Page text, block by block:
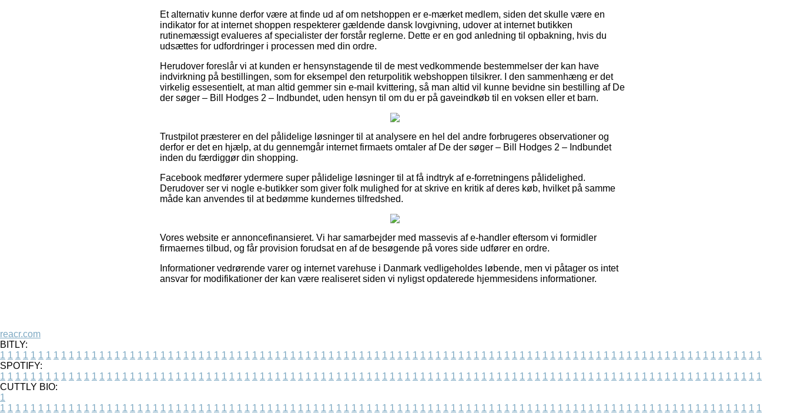
Et alternativ kunne derfor være at finde ud af om netshoppen er e-mærket medlem, siden det skulle være en
indikator for at internet shoppen respekterer gældende dansk lovgivning, udover at internet butikken
rutinemæssigt evalueres af specialister der forstår reglerne. Dette er en god anledning til opbakning, hvis du
udsættes for udfordringer i processen med din ordre.
Herudover foreslår vi at kunden er hensynstagende til de mest vedkommende bestemmelser der kan have
indvirkning på bestillingen, som for eksempel den returpolitik webshoppen tilsikrer. I den sammenhæng er det
virkelig essesentielt, at man altid gemmer sin e-mail kvittering, så man altid vil kunne bevidne sin bestilling af De
der søger – Bill Hodges 2 – Indbundet, uden hensyn til om du er på gaveindkøb til en voksen eller et barn.
Trustpilot præsterer en del pålidelige løsninger til at analysere en hel del andre forbrugeres observationer og
derfor er det en hjælp, at du gennemgår internet firmaets omtaler af De der søger – Bill Hodges 2 – Indbundet
inden du færdiggør din shopping.
Facebook medfører ydermere super pålidelige løsninger til at få indtryk af e-forretningens pålidelighed.
Derudover ser vi nogle e-butikker som giver folk mulighed for at skrive en kritik af deres køb, hvilket på samme
måde kan anvendes til at bedømme kundernes tilfredshed.
Vores website er annoncefinansieret. Vi har samarbejder med massevis af e-handler eftersom vi formidler
firmaernes tilbud, og får provision forudsat en af de besøgende på vores side udfører en ordre.
Informationer vedrørende varer og internet varehuse i Danmark vedligeholdes løbende, men vi påtager os intet
ansvar for modifikationer der kan være realiseret siden vi nyligst opdaterede hjemmesidens informationer.
reacr.com
BITLY:
1 1 1 1 1 1 1 1 1 1 1 1 1 1 1 1 1 1 1 1 1 1 1 1 1 1 1 1 1 1 1 1 1 1 1 1 1 1 1 1 1 1 1 1 1 1 1 1 1 1 1 1 1 1 1 1 1 1 1 1 1 1 1 1 1 1 1 1 1 1 1 1 1 1 1 1 1 1 1 1 1 1 1 1 1 1 1 1 1 1 1 1 1 1 1 1 1 1 1 1
SPOTIFY:
1 1 1 1 1 1 1 1 1 1 1 1 1 1 1 1 1 1 1 1 1 1 1 1 1 1 1 1 1 1 1 1 1 1 1 1 1 1 1 1 1 1 1 1 1 1 1 1 1 1 1 1 1 1 1 1 1 1 1 1 1 1 1 1 1 1 1 1 1 1 1 1 1 1 1 1 1 1 1 1 1 1 1 1 1 1 1 1 1 1 1 1 1 1 1 1 1 1 1 1
CUTTLY BIO:
1
1 1 1 1 1 1 1 1 1 1 1 1 1 1 1 1 1 1 1 1 1 1 1 1 1 1 1 1 1 1 1 1 1 1 1 1 1 1 1 1 1 1 1 1 1 1 1 1 1 1 1 1 1 1 1 1 1 1 1 1 1 1 1 1 1 1 1 1 1 1 1 1 1 1 1 1 1 1 1 1 1 1 1 1 1 1 1 1 1 1 1 1 1 1 1 1 1 1 1 1